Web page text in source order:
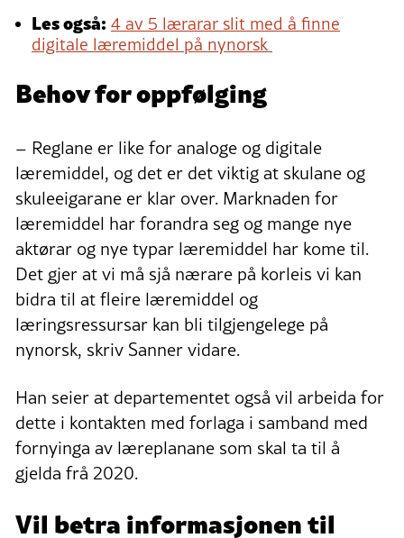
Les også: 4 av 5 lærarar slit med å finne
digitale læremiddel på nynorsk
Behov for oppfølging
– Reglane er like for analoge og digitale
læremiddel, og det er det viktig at skulane og
skuleeigarane er klar over. Marknaden for
læremiddel har forandra seg og mange nye
aktørar og nye typar læremiddel har kome til.
Det gjer at vi må sjå nærare på korleis vi kan
bidra til at fleire læremiddel og
læringsressursar kan bli tilgjengelege på
nynorsk, skriv Sanner vidare.
Han seier at departementet også vil arbeida for
dette i kontakten med forlaga i samband med
fornyinga av læreplanane som skal ta til å
gjelda frå 2020.
Vil betra informasjonen til